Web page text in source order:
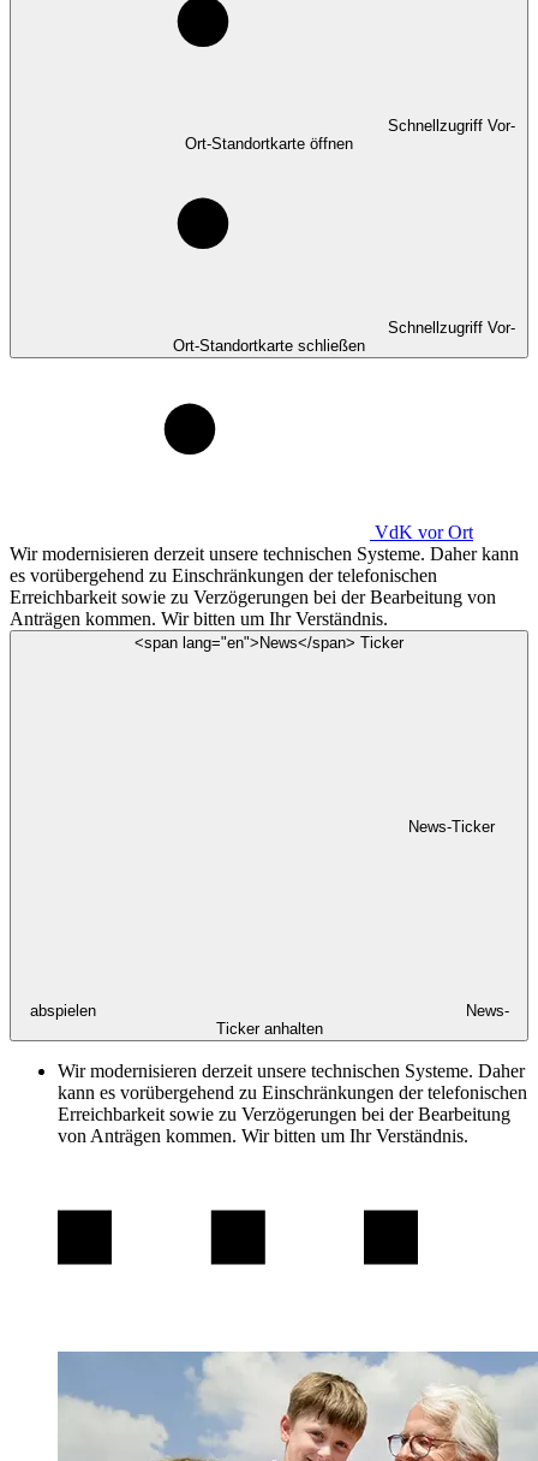
Schnellzugriff Vor-
Ort-Standortkarte öffnen
Schnellzugriff Vor-
Ort-Standortkarte schließen
VdK vor Ort
Wir modernisieren derzeit unsere technischen Systeme. Daher kann
es vorübergehend zu Einschränkungen der telefonischen
Erreichbarkeit sowie zu Verzögerungen bei der Bearbeitung von
Anträgen kommen. Wir bitten um Ihr Verständnis.
<span lang="en">News</span> Ticker
News-Ticker
abspielen
News-
Ticker anhalten
Wir modernisieren derzeit unsere technischen Systeme. Daher
kann es vorübergehend zu Einschränkungen der telefonischen
Erreichbarkeit sowie zu Verzögerungen bei der Bearbeitung
von Anträgen kommen. Wir bitten um Ihr Verständnis.